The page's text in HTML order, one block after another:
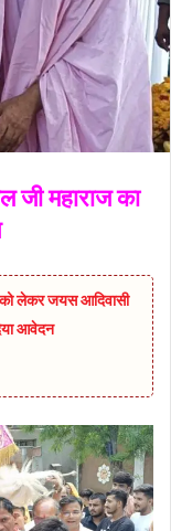
जी महाराज का
को लेकर जयस आदिवासी
आवेदन